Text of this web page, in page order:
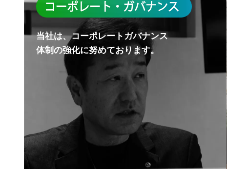
コーポレート・ガバナンス
当社は、コーポレートガバナンス
体制の強化に努めております。